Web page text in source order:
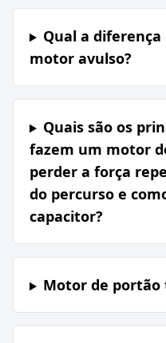
Qual a
motor avulso?
Quais são os
fazem um motor
perder a força
do percurso e
capacitor?
Motor de portão